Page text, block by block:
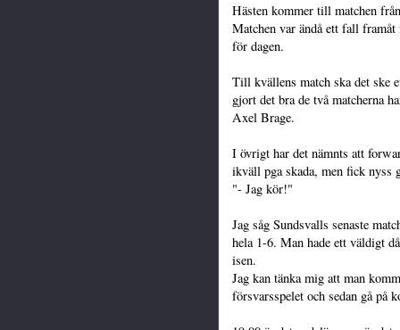
Hästen kommer till matchen
Matchen var ändå ett fall
för dagen.
Till kvällens match ska det ske
gjort det bra de två matcherna
Axel Brage.
I övrigt har det nämnts att
ikväll pga skada, men fick nyss
"- Jag kör!"
Jag såg Sundsvalls senaste
hela 1-6. Man hade ett väldigt
isen.
Jag kan tänka mig att man
försvarsspelet och sedan gå på